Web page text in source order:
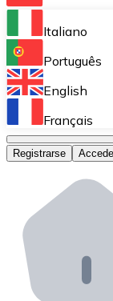
Bitnovo
Integra
Bitnovo
Bitnovo OTC
Bitnovo
Integra un
Bitnovo API
Integra
Italiano
Português
English
Français
Registrarse